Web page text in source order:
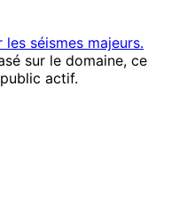
séismes majeurs.
sur le domaine, ce
actif.